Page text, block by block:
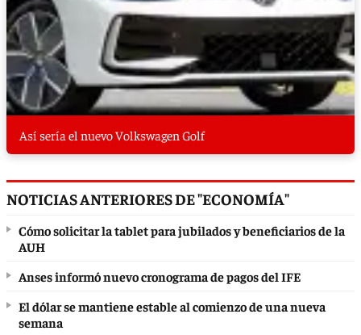
Así sería el nuevo Volkswagen Golf
NOTICIAS ANTERIORES DE "ECONOMÍA"
Cómo solicitar la tablet para jubilados y beneficiarios de la
AUH
Anses informó nuevo cronograma de pagos del IFE
El dólar se mantiene estable al comienzo de una nueva
semana